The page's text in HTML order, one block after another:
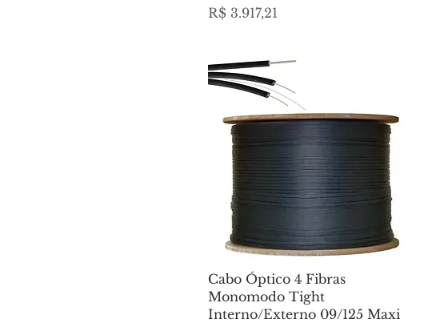
Preço
R$ 3.917,21
Cabo Óptico 4 Fibras
Monomodo Tight
Interno/Externo 09/125 Maxi